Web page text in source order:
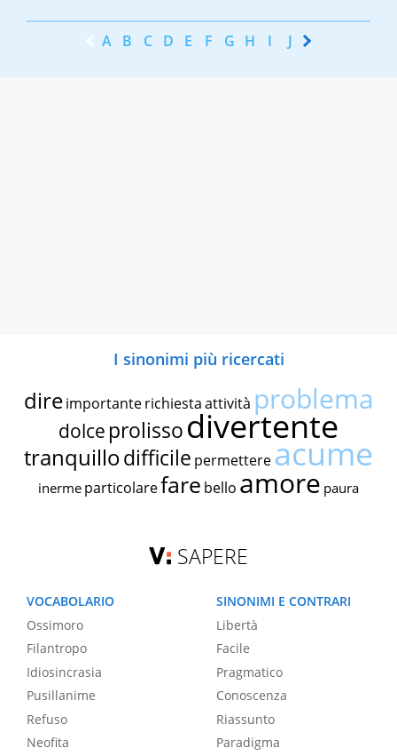
A B C D E F G H I J K
I sinonimi più ricercati
dire importante richiestaattività problema
dolce prolissodivertente
tranquillodifficile permettereacume
inerme particolarefare bello amore paura
SAPERE
VOCABOLARIO
Ossimoro
Filantropo
Idiosincrasia
Pusillanime
Refuso
Neofita
SINONIMI E CONTRARI
Libertà
Facile
Pragmatico
Conoscenza
Riassunto
Paradigma